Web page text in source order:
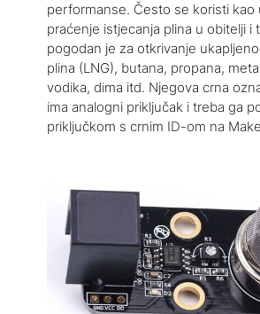
performanse. Često se koristi kao
praćenje istjecanja plina u obitelji i
pogodan je za otkrivanje
plina (LNG), butana, propana,
vodika, dima itd. Njegova crna
ima analogni priključak i treba ga
priključkom s crnim ID-om na